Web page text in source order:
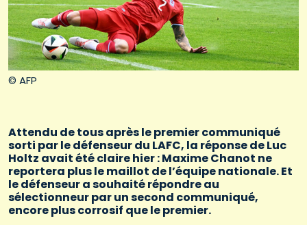
© AFP
Attendu de tous après le premier communiqué
sorti par le défenseur du LAFC, la réponse de Luc
Holtz avait été claire hier : Maxime Chanot ne
reportera plus le maillot de l’équipe nationale. Et
le défenseur a souhaité répondre au
sélectionneur par un second communiqué,
encore plus corrosif que le premier.